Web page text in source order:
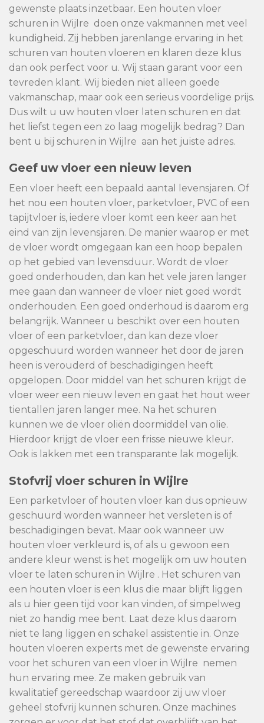
gewenste plaats inzetbaar. Een houten vloer
schuren in Wijlre doen onze vakmannen met veel
kundigheid. Zij hebben jarenlange ervaring in het
schuren van houten vloeren en klaren deze klus
dan ook perfect voor u. Wij staan garant voor een
tevreden klant. Wij bieden niet alleen goede
vakmanschap, maar ook een serieus voordelige prijs.
Dus wilt u uw houten vloer laten schuren en dat
het liefst tegen een zo laag mogelijk bedrag? Dan
bent u bij schuren in Wijlre aan het juiste adres.
Geef uw vloer een nieuw leven
Een vloer heeft een bepaald aantal levensjaren. Of
het nou een houten vloer, parketvloer, PVC of een
tapijtvloer is, iedere vloer komt een keer aan het
eind van zijn levensjaren. De manier waarop er met
de vloer wordt omgegaan kan een hoop bepalen
op het gebied van levensduur. Wordt de vloer
goed onderhouden, dan kan het vele jaren langer
mee gaan dan wanneer de vloer niet goed wordt
onderhouden. Een goed onderhoud is daarom erg
belangrijk. Wanneer u beschikt over een houten
vloer of een parketvloer, dan kan deze vloer
opgeschuurd worden wanneer het door de jaren
heen is verouderd of beschadigingen heeft
opgelopen. Door middel van het schuren krijgt de
vloer weer een nieuw leven en gaat het hout weer
tientallen jaren langer mee. Na het schuren
kunnen we de vloer oliën doormiddel van olie.
Hierdoor krijgt de vloer een frisse nieuwe kleur.
Ook is lakken met een transparante lak mogelijk.
Stofvrij vloer schuren in Wijlre
Een parketvloer of houten vloer kan dus opnieuw
geschuurd worden wanneer het versleten is of
beschadigingen bevat. Maar ook wanneer uw
houten vloer verkleurd is, of als u gewoon een
andere kleur wenst is het mogelijk om uw houten
vloer te laten schuren in Wijlre . Het schuren van
een houten vloer is een klus die maar blijft liggen
als u hier geen tijd voor kan vinden, of simpelweg
niet zo handig mee bent. Laat deze klus daarom
niet te lang liggen en schakel assistentie in. Onze
houten vloeren experts met de gewenste ervaring
voor het schuren van een vloer in Wijlre nemen
hun ervaring mee. Ze maken gebruik van
kwalitatief gereedschap waardoor zij uw vloer
geheel stofvrij kunnen schuren. Onze machines